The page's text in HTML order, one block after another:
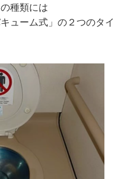
種類には
ューム式」の２つのタイ